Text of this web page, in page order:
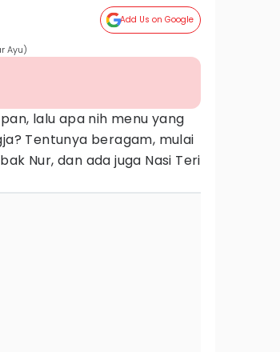
Add Us on Google
Ayu)
lalu apa nih menu yang
Tentunya beragam, mulai
Nur, dan ada juga Nasi Teri